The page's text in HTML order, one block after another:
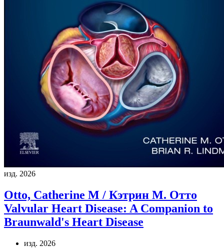
изд. 2026
Otto, Catherine M / Кэтрин М. Отто
Valvular Heart Disease: A Companion to
Braunwald's Heart Disease
изд. 2026